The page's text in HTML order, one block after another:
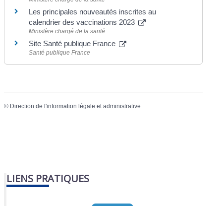
Les principales nouveautés inscrites au
calendrier des vaccinations 2023
Ministère chargé de la santé
Site Santé publique France
Santé publique France
© Direction de l'information légale et administrative
LIENS PRATIQUES